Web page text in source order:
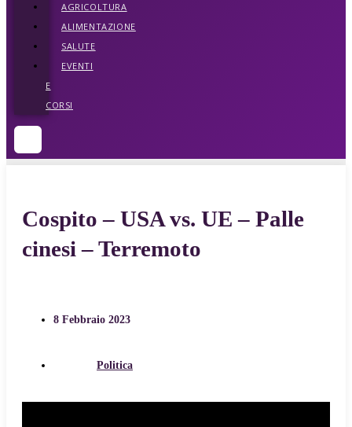
AGRICOLTURA
ALIMENTAZIONE
SALUTE
EVENTI
E
CORSI
Cospito – USA vs. UE – Palle
cinesi – Terremoto
8 Febbraio 2023
Politica